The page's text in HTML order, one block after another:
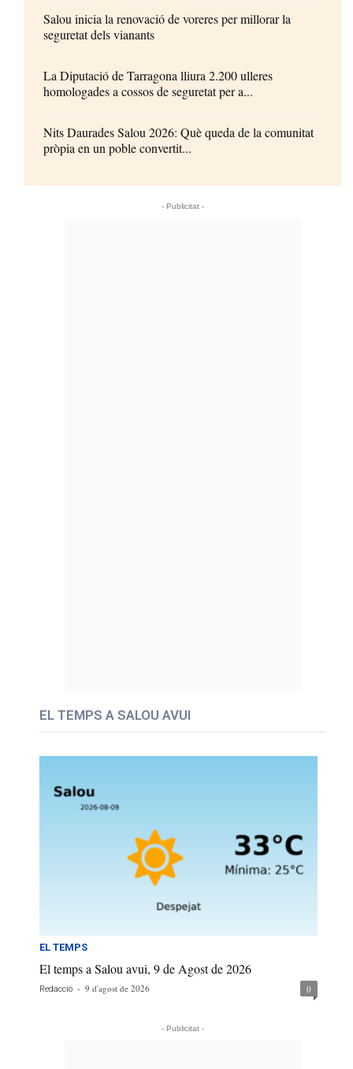
Salou inicia la renovació de voreres per millorar la
seguretat dels vianants
La Diputació de Tarragona lliura 2.200 ulleres
homologades a cossos de seguretat per a...
Nits Daurades Salou 2026: Què queda de la comunitat
pròpia en un poble convertit...
- Publicitat -
EL TEMPS A SALOU AVUI
EL TEMPS
El temps a Salou avui, 9 de Agost de 2026
Redacció - 9 d'agost de 2026 0
- Publicitat -